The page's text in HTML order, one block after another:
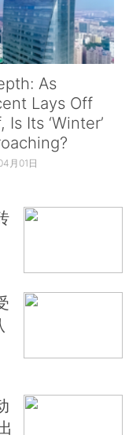
As
Lays Off
Is Its ‘Winter’
月01日